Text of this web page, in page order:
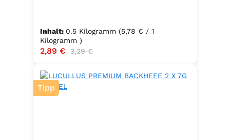
Inhalt: 0.5 Kilogramm (5,78 € / 1
Kilogramm )
Verkaufspreis:
2,89 € Regulärer Preis:
3,29 €
Tipp